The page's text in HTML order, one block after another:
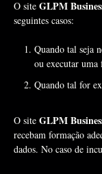
O site GLPM
seguintes casos:
Quando tal seja
ou executar uma
Quando tal for
O site GLPM
recebam formação
dados. No caso de